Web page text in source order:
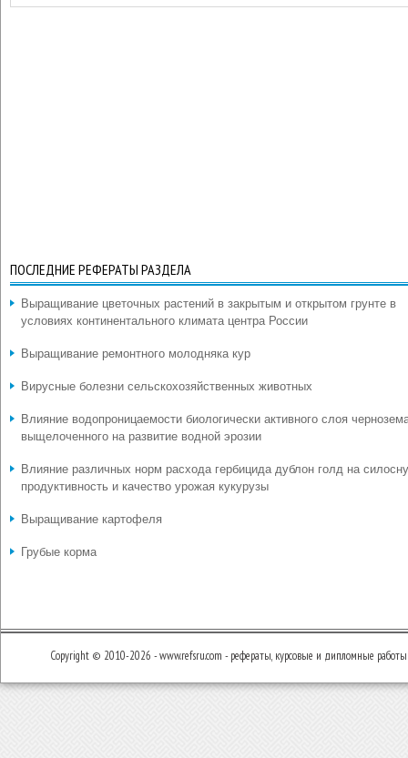
ПОСЛЕДНИЕ РЕФЕРАТЫ РАЗДЕЛА
Выращивание цветочных растений в закрытым и открытом грунте в
условиях континентального климата центра России
Выращивание ремонтного молодняка кур
Вирусные болезни сельскохозяйственных животных
Влияние водопроницаемости биологически активного слоя
выщелоченного на развитие водной эрозии
Влияние различных норм расхода гербицида дублон голд на
продуктивность и качество урожая кукурузы
Выращивание картофеля
Грубые корма
Copyright © 2010-2026 - www.refsru.com - рефераты, курсовые и дипломные работы